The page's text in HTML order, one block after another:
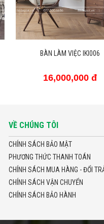
BÀN LÀM VIỆC IKI006
16,000,000 đ
VỀ CHÚNG TÔI
CHÍNH SÁCH BẢO MẬT
PHƯƠNG THỨC THANH TOÁN
CHÍNH SÁCH MUA HÀNG - ĐỔI
CHÍNH SÁCH VẬN CHUYỂN
CHÍNH SÁCH BẢO HÀNH